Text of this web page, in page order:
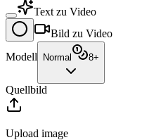
Text zu Video
Bild zu Video
Modell
Normal 8+
Quellbild
Upload image